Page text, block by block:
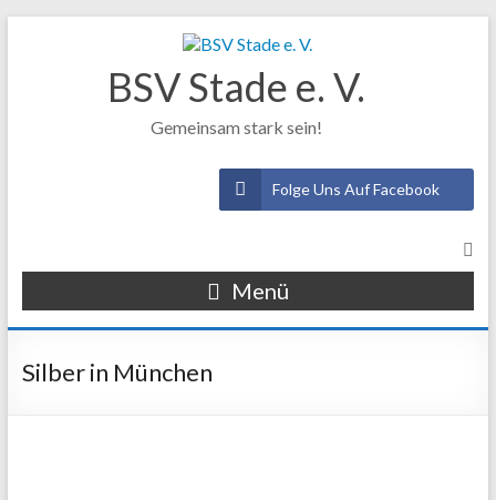
BSV Stade e. V.
Gemeinsam stark sein!
Folge Uns Auf Facebook
Menü
Silber in München